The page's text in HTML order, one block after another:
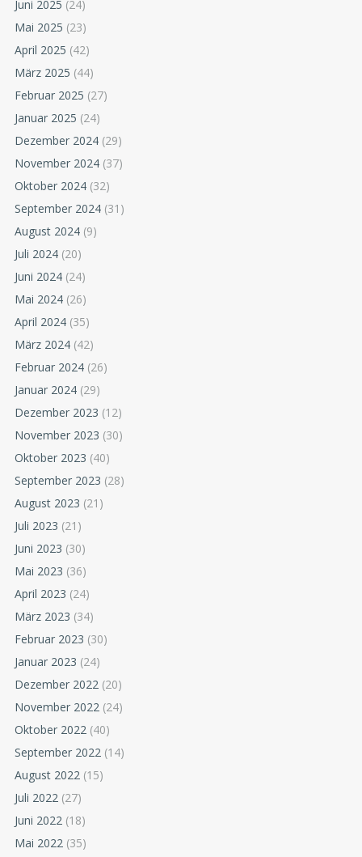
Juni 2025 (24)
Mai 2025 (23)
April 2025 (42)
März 2025 (44)
Februar 2025 (27)
Januar 2025 (24)
Dezember 2024 (29)
November 2024 (37)
Oktober 2024 (32)
September 2024 (31)
August 2024 (9)
Juli 2024 (20)
Juni 2024 (24)
Mai 2024 (26)
April 2024 (35)
März 2024 (42)
Februar 2024 (26)
Januar 2024 (29)
Dezember 2023 (12)
November 2023 (30)
Oktober 2023 (40)
September 2023 (28)
August 2023 (21)
Juli 2023 (21)
Juni 2023 (30)
Mai 2023 (36)
April 2023 (24)
März 2023 (34)
Februar 2023 (30)
Januar 2023 (24)
Dezember 2022 (20)
November 2022 (24)
Oktober 2022 (40)
September 2022 (14)
August 2022 (15)
Juli 2022 (27)
Juni 2022 (18)
Mai 2022 (35)